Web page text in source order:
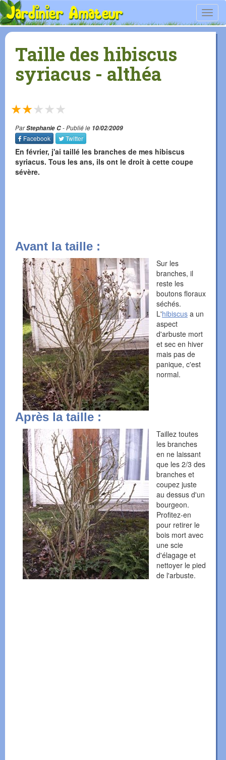
Taille des hibiscus
syriacus - althéa
★
★
★
★
★
ParStephanie C- Publié le 10/02/2009
Facebook
Twitter
En février, j'ai taillé les branches de mes hibiscus
syriacus. Tous les ans, ils ont le droit à cette coupe
sévère.
Avant la taille :
Sur les
branches, il
reste les
boutons floraux
séchés.
L'hibiscus a un
aspect
d'arbuste mort
et sec en hiver
mais pas de
panique, c'est
normal.
Après la taille :
Taillez toutes
les branches
en ne laissant
que les 2/3 des
branches et
coupez juste
au dessus d'un
bourgeon.
Profitez-en
pour retirer le
bois mort avec
une scie
d'élagage et
nettoyer le pied
de l'arbuste.